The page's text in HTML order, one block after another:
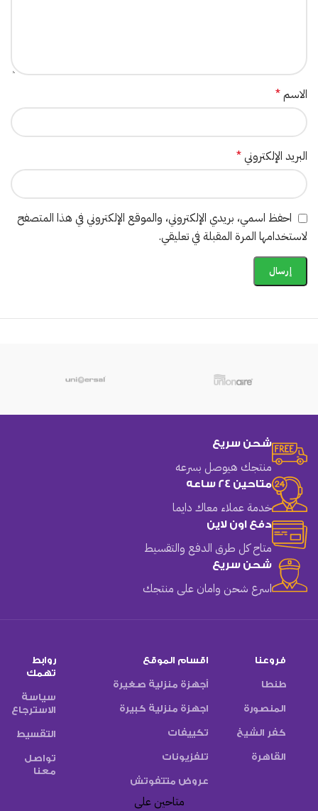
الاسم*
البريد الإلكتروني*
احفظ اسمي، بريدي الإلكتروني، والموقع الإلكتروني في هذا المتصفح
لاستخدامها المرة المقبلة في تعليقي.
شحن سريع
منتجك هيوصل بسرعه
متاحين 24 ساعه
خدمة عملاء معاك دايما
دفع اون لاين
متاح كل طرق الدفع والتقسيط
شحن سريع
اسرع شحن وامان على منتجك
فروعنا
طنطا
المنصورة
كفر الشيخ
القاهرة
اقسام الموقع
أجهزة منزلية صغيرة
اجهزة منزلية كبيرة
تكييفات
تلفزيونات
عروض متتفوتش
روابط
تهمك
سياسة
الاسترجاع
التقسيط
تواصل
معنا
متاحين على